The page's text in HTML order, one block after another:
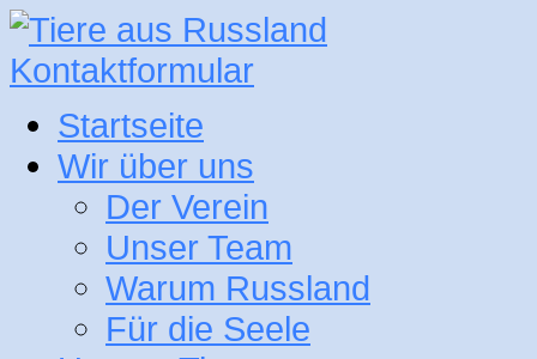
Kontaktformular
Startseite
Wir über uns
Der Verein
Unser Team
Warum Russland
Für die Seele